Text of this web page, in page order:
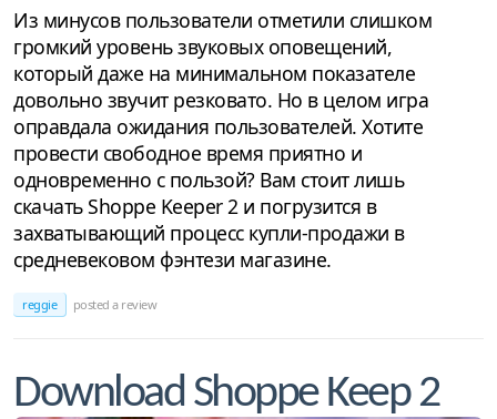
Из минусов пользователи отметили слишком
громкий уровень звуковых оповещений,
который даже на минимальном показателе
довольно звучит резковато. Но в целом игра
оправдала ожидания пользователей. Хотите
провести свободное время приятно и
одновременно с пользой? Вам стоит лишь
скачать Shoppe Keeper 2 и погрузится в
захватывающий процесс купли-продажи в
средневековом фэнтези магазине.
reggie posted a review
Download Shoppe Keep 2